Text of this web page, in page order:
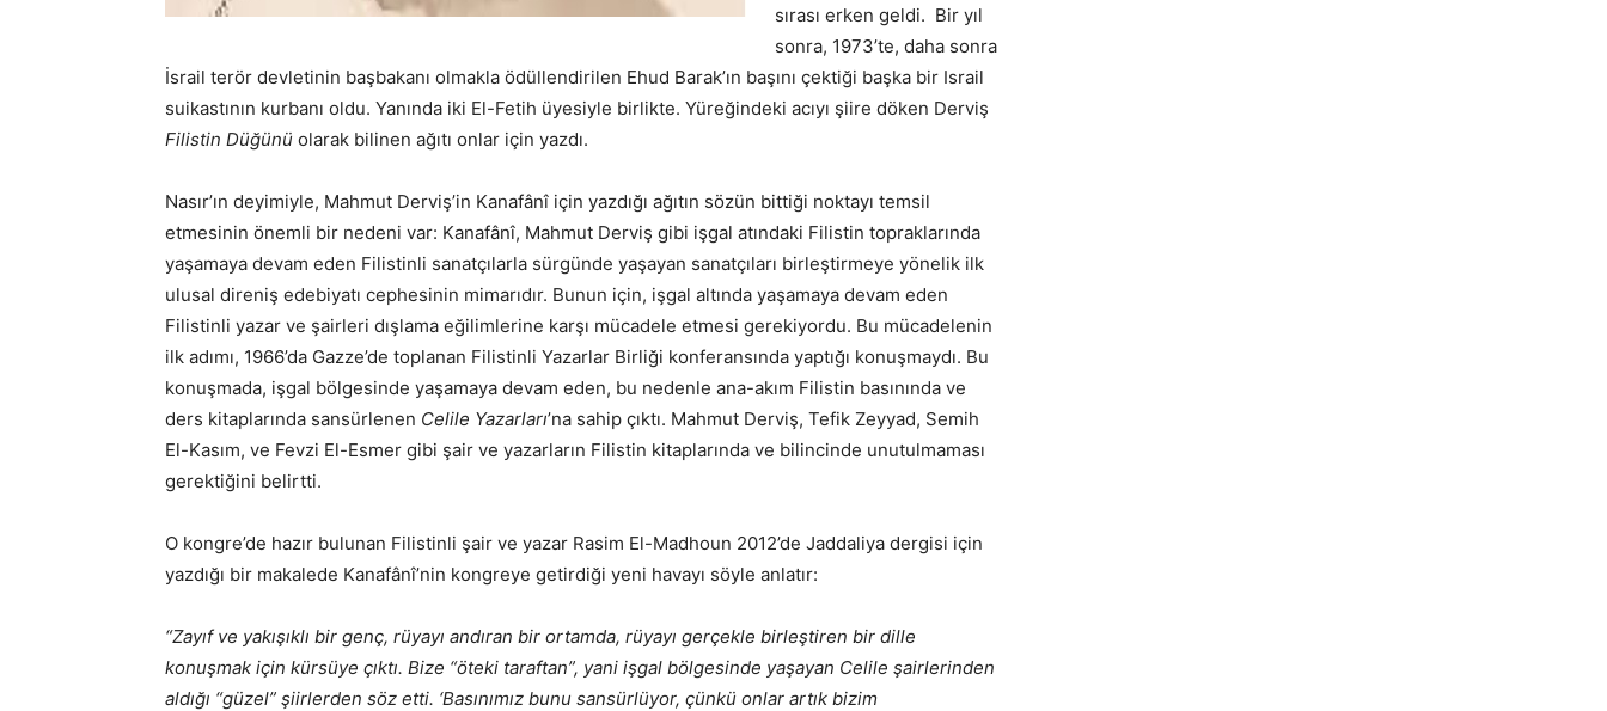
sırası erken geldi. Bir yıl
sonra, 1973’te, daha sonra
İsrail terör devletinin başbakanı olmakla ödüllendirilen Ehud Barak’ın başını çektiği başka bir Israil
suikastının kurbanı oldu. Yanında iki El-Fetih üyesiyle birlikte. Yüreğindeki acıyı şiire döken Derviş
Filistin Düğünü olarak bilinen ağıtı onlar için yazdı.
Nasır’ın deyimiyle, Mahmut Derviş’in Kanafânî için yazdığı ağıtın sözün bittiği noktayı temsil
etmesinin önemli bir nedeni var: Kanafânî, Mahmut Derviş gibi işgal atındaki Filistin topraklarında
yaşamaya devam eden Filistinli sanatçılarla sürgünde yaşayan sanatçıları birleştirmeye yönelik ilk
ulusal direniş edebiyatı cephesinin mimarıdır. Bunun için, işgal altında yaşamaya devam eden
Filistinli yazar ve şairleri dışlama eğilimlerine karşı mücadele etmesi gerekiyordu. Bu mücadelenin
ilk adımı, 1966’da Gazze’de toplanan Filistinli Yazarlar Birliği konferansında yaptığı konuşmaydı. Bu
konuşmada, işgal bölgesinde yaşamaya devam eden, bu nedenle ana-akım Filistin basınında ve
ders kitaplarında sansürlenen Celile Yazarları’na sahip çıktı. Mahmut Derviş, Tefik Zeyyad, Semih
El-Kasım, ve Fevzi El-Esmer gibi şair ve yazarların Filistin kitaplarında ve bilincinde unutulmaması
gerektiğini belirtti.
O kongre’de hazır bulunan Filistinli şair ve yazar Rasim El-Madhoun 2012’de Jaddaliya dergisi için
yazdığı bir makalede Kanafânî’nin kongreye getirdiği yeni havayı söyle anlatır:
“Zayıf ve yakışıklı bir genç, rüyayı andıran bir ortamda, rüyayı gerçekle birleştiren bir dille
konuşmak için kürsüye çıktı. Bize “öteki taraftan”, yani işgal bölgesinde yaşayan Celile şairlerinden
aldığı “güzel” şiirlerden söz etti. ‘Basınımız bunu sansürlüyor, çünkü onlar artık bizim